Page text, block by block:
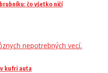
čo všetko ničí
kufri auta